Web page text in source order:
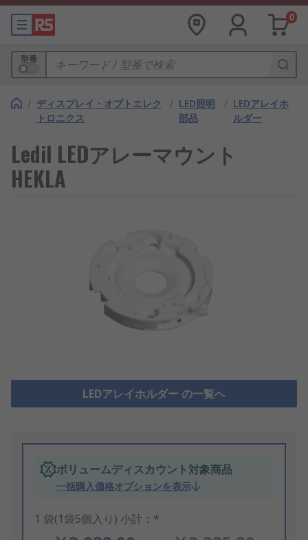
0
型番
/ ディスプレイ・オプトエレク
トロニクス
/ LED照明
部品
/ LEDアレイホ
ルダー
Ledil LEDアレーマウント
HEKLA
LEDアレイホルダー の一覧へ
ボリュームディスカウント対象商品
一括購入価格オプションを表示
1 袋(1袋5個入り) 小計：*